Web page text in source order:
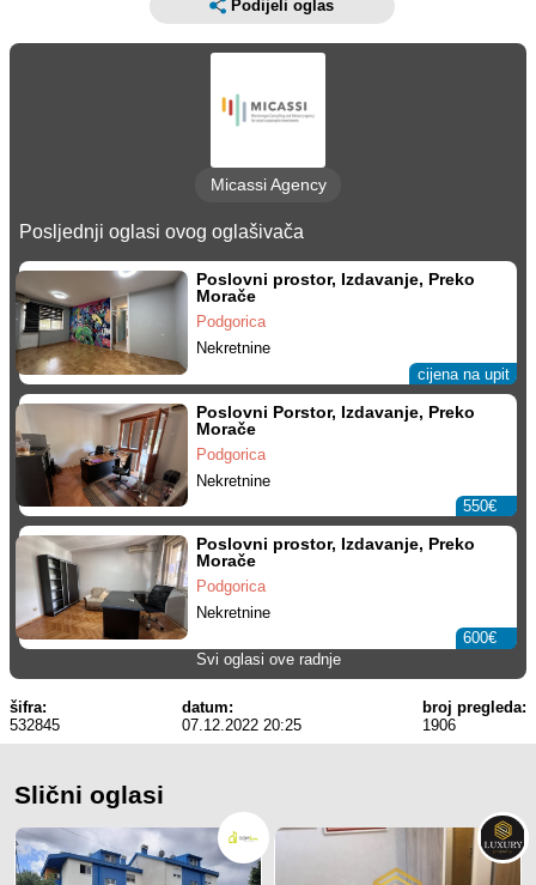
Podijeli oglas
Micassi Agency
Posljednji oglasi ovog oglašivača
Poslovni prostor, Izdavanje, Preko
Morače
Podgorica
Nekretnine
cijena na upit
Poslovni Porstor, Izdavanje, Preko
Morače
Podgorica
Nekretnine
550€
Poslovni prostor, Izdavanje, Preko
Morače
Podgorica
Nekretnine
600€
Svi oglasi ove radnje
šifra:
532845
datum:
07.12.2022 20:25
broj pregleda:
1906
Slični oglasi